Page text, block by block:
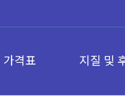
가격표 지질 및